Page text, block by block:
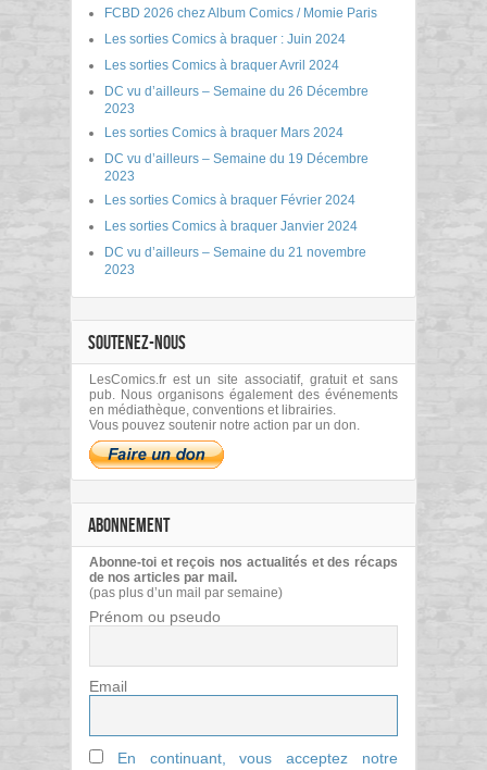
FCBD 2026 chez Album Comics / Momie Paris
Les sorties Comics à braquer : Juin 2024
Les sorties Comics à braquer Avril 2024
DC vu d’ailleurs – Semaine du 26 Décembre
2023
Les sorties Comics à braquer Mars 2024
DC vu d’ailleurs – Semaine du 19 Décembre
2023
Les sorties Comics à braquer Février 2024
Les sorties Comics à braquer Janvier 2024
DC vu d’ailleurs – Semaine du 21 novembre
2023
SOUTENEZ-NOUS
LesComics.fr est un site associatif, gratuit et sans
pub. Nous organisons également des événements
en médiathèque, conventions et librairies.
Vous pouvez soutenir notre action par un don.
ABONNEMENT
Abonne-toi et reçois nos actualités et des récaps
de nos articles par mail.
(pas plus d’un mail par semaine)
Prénom ou pseudo
Email
En continuant, vous acceptez notre